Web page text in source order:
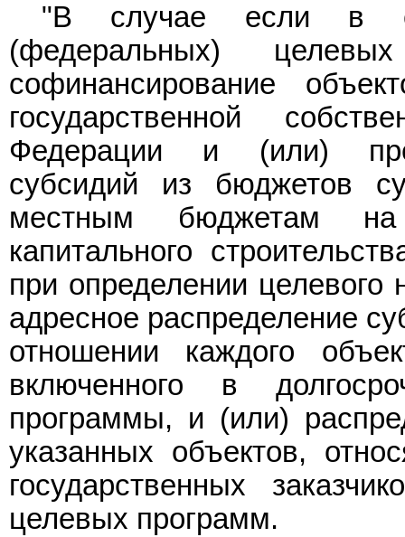
"В случае если в
(федеральных)
софинансирование
государственной
Федерации и (или)
субсидий из бюджетов
местным бюджетам на
капитального
при определении целевого
адресное распределение
отношении каждого
включенного в
программы, и (или)
указанных объектов,
государственных
целевых программ.